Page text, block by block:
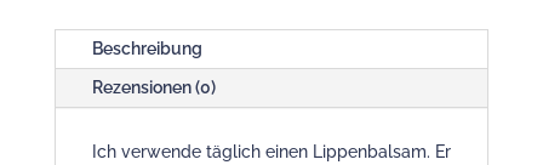
Beschreibung
Rezensionen (0)
Ich verwende täglich einen Lippenbalsam. Er